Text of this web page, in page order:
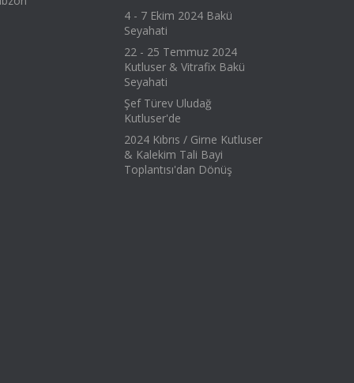
4 - 7 Ekim 2024 Bakü
Seyahati
22 - 25 Temmuz 2024
Kutluser & Vitrafix Bakü
Seyahati
Şef Türev Uludağ
Kutluser'de
2024 Kıbrıs / Girne Kutluser
& Kalekim Tali Bayi
Toplantısı'dan Dönüş